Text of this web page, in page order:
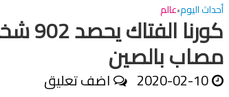
أحداث اليوم•عالم
مصاب بالصين
2020-02-10 اضف تعليق